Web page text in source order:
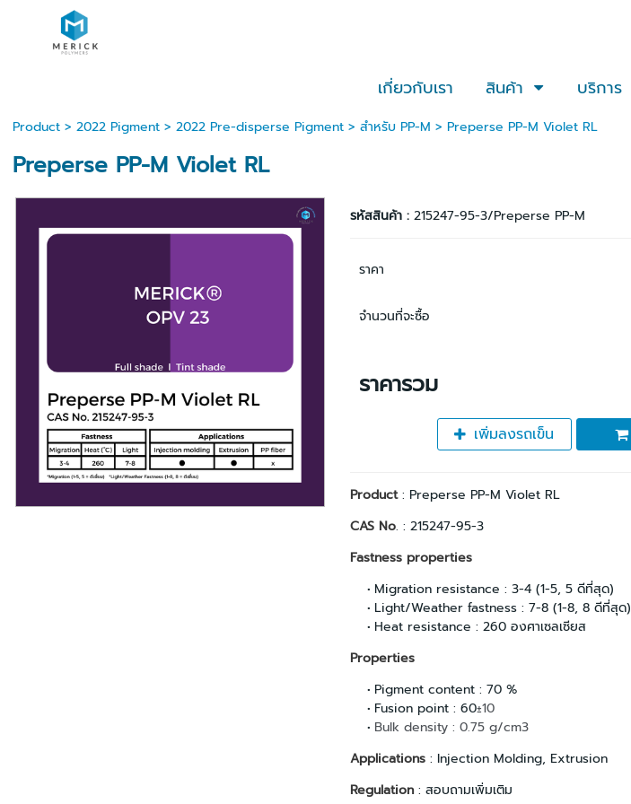
เกี่ยวกับเรา สินค้า บริการ
Product> 2022 Pigment> 2022 Pre-disperse Pigment> สำหรับ PP-M > Preperse PP-M Violet RL
Preperse PP-M Violet RL
รหัสสินค้า : 215247-95-3/Preperse PP-M
ราคา
จำนวนที่จะซื้อ
ราคารวม
เพิ่มลงรถเข็น
Product: Preperse PP-M Violet RL
CAS No. : 215247-95-3
Fastness properties
Migration resistance : 3-4 (1-5, 5 ดีที่สุด)
Light/Weather fastness : 7-8 (1-8, 8 ดีที่สุด)
Heat resistance : 260 องศาเซลเซียส
Properties
Pigment content : 70 %
Fusion point : 60±10
Bulk density : 0.75 g/cm3
Applications: Injection Molding, Extrusion
Regulation: สอบถามเพิ่มเติม